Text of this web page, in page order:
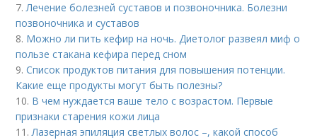
7.Лечение болезней суставов и позвоночника. Болезни
позвоночника и суставов
8. Можно ли пить кефир на ночь. Диетолог развеял миф о
пользе стакана кефира перед сном
9.Список продуктов питания для повышения потенции.
Какие еще продукты могут быть полезны?
10. В чем нуждается ваше тело с возрастом. Первые
признаки старения кожи лица
11.Лазерная эпиляция светлых волос –, какой способ